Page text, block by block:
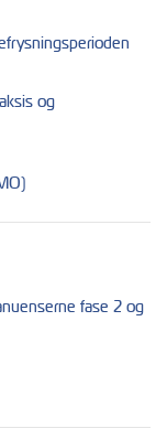
og
fase 2 og